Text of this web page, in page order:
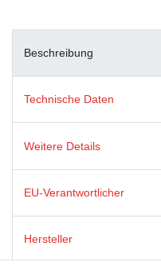
Beschreibung
Technische Daten
Weitere Details
EU-Verantwortlicher
Hersteller